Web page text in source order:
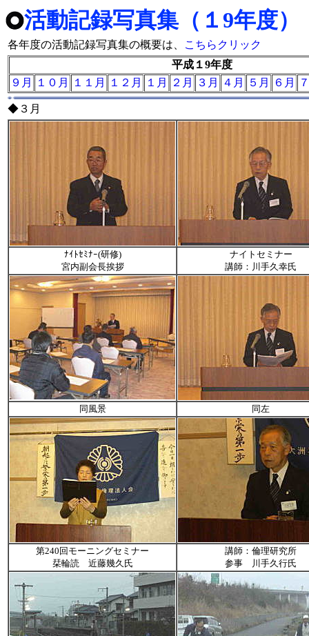
活動記録写真集（１9年度）
各年度の活動記録写真集の概要は、
こちらクリック
平成１9年度
９月
１０月 １１月 １２月 １月 ２月 ３月 ４月 ５月 ６月
◆３月
ﾅｲﾄｾﾐﾅｰ(研修)
宮内副会長挨拶
ナイトセミナー
講師：川手久幸氏
同風景 同左
第240回モーニングセミナー
栞輪読 近藤幾久氏
講師：倫理研究所
参事 川手久行氏